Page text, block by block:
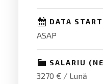
DATA START
ASAP
SALARIU
3270 € / Lună